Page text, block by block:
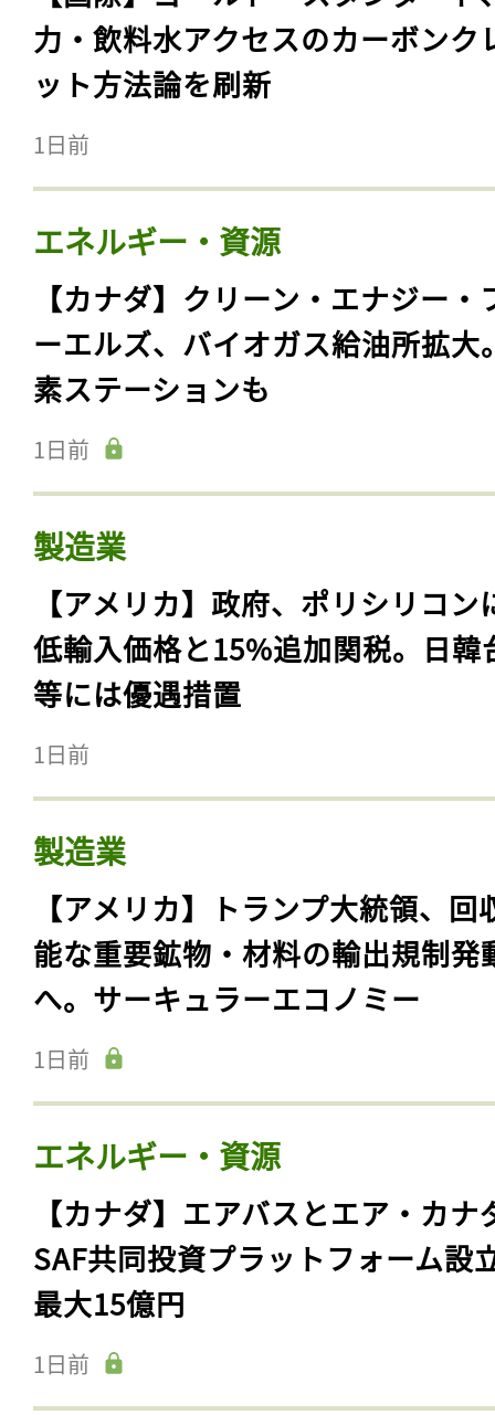
力・飲料水アクセスのカーボンク
ット方法論を刷新
1日前
エネルギー・資源
【カナダ】クリーン・エナジー・
ーエルズ、バイオガス給油所拡大
素ステーションも
1日前
製造業
【アメリカ】政府、ポリシリコン
低輸入価格と15%追加関税。日韓
等には優遇措置
1日前
製造業
【アメリカ】トランプ大統領、回
能な重要鉱物・材料の輸出規制発
へ。サーキュラーエコノミー
1日前
エネルギー・資源
【カナダ】エアバスとエア・カナ
SAF共同投資プラットフォーム設
最大15億円
1日前